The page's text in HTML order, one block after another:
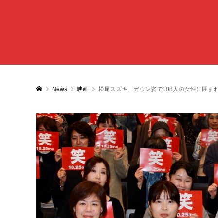
News 映画 松尾スズキ、ガウン姿で108人の女性に囲ま